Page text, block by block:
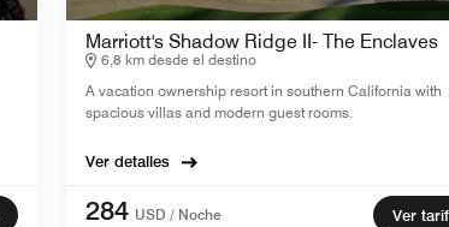
Marriott's Shadow Ridge II- The Enclaves
6,8 km desde el destino
A vacation ownership resort in southern California with
spacious villas and modern guest rooms.
Ver detalles
284 USD / Noche
Ver